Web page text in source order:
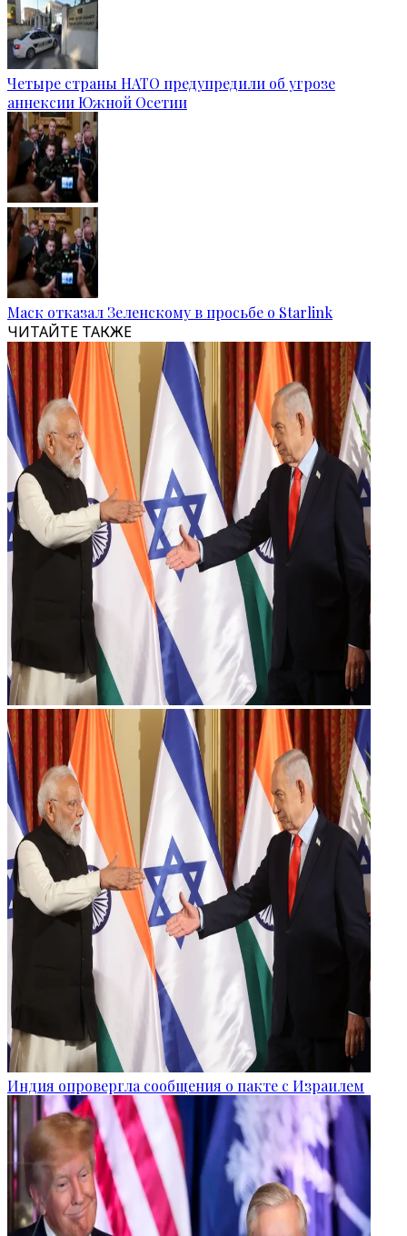
Четыре страны НАТО предупредили об угрозе
аннексии Южной Осетии
Маск отказал Зеленскому в просьбе о Starlink
ЧИТАЙТЕ ТАКЖЕ
Индия опровергла сообщения о пакте с Израилем